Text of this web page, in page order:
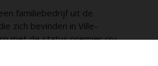
familiebedrijf uit de
zich bevinden in Ville-
met de status premier cru